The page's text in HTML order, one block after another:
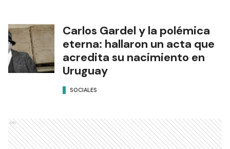
Carlos Gardel y la polémica
eterna: hallaron un acta que
acredita su nacimiento en
Uruguay
SOCIALES
Ads